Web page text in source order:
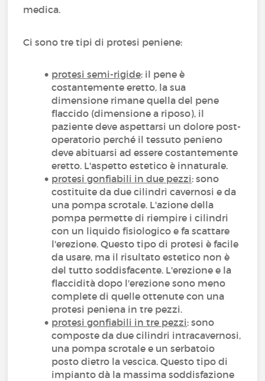
medica.
Ci sono tre tipi di protesi peniene:
protesi semi-rigide: il pene è
costantemente eretto, la sua
dimensione rimane quella del pene
flaccido (dimensione a riposo), il
paziente deve aspettarsi un dolore post-
operatorio perché il tessuto penieno
deve abituarsi ad essere costantemente
eretto. L'aspetto estetico è innaturale.
protesi gonfiabili in due pezzi: sono
costituite da due cilindri cavernosi e da
una pompa scrotale. L'azione della
pompa permette di riempire i cilindri
con un liquido fisiologico e fa scattare
l'erezione. Questo tipo di protesi è facile
da usare, ma il risultato estetico non è
del tutto soddisfacente. L'erezione e la
flaccidità dopo l'erezione sono meno
complete di quelle ottenute con una
protesi peniena in tre pezzi.
protesi gonfiabili in tre pezzi: sono
composte da due cilindri intracavernosi,
una pompa scrotale e un serbatoio
posto dietro la vescica. Questo tipo di
impianto dà la massima soddisfazione